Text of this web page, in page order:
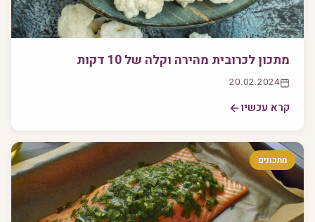
מתכון לכרובית מהירה וקלה של 10 דקות
20.02.2024
קרא עכשיו
מתכונים